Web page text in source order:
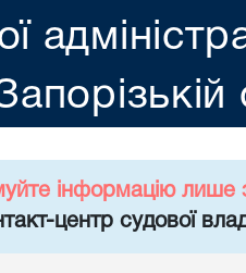
інформацію лише
центр судової